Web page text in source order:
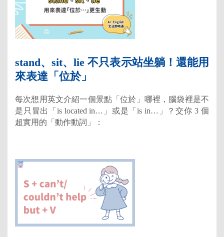
stand、sit、lie 不只表示站坐躺！還能用
來表達「位於」
每次想用英文介紹一個景點「位於」哪裡，腦袋裡是不
是只冒出「is located in…」或是「is in…」？交你 3 個
超實用的「動作動詞」：